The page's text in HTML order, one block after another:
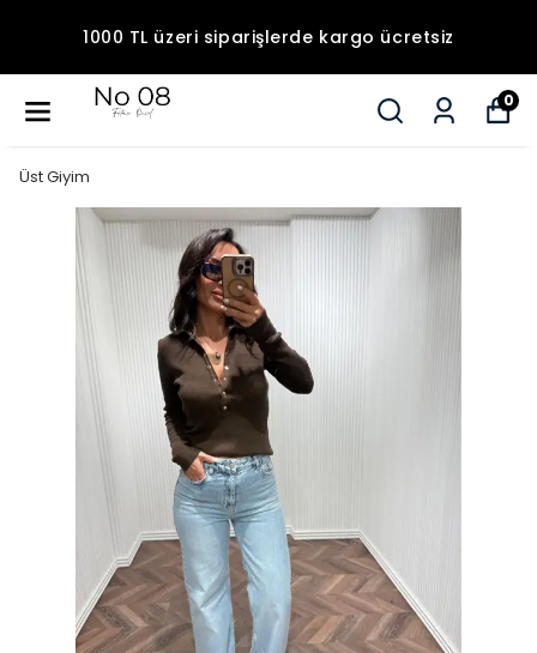
1000 TL üzeri siparişlerde kargo ücretsiz
0
Üst Giyim